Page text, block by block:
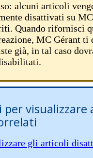
alcuni articoli
disattivati su
Quando rifornisci
MC Gérant ti
già, in tal caso
per visualizzare
gli articoli